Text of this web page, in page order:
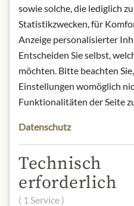
Produktdesign von
abweichen kann.
SLOŽENÍ
Sugar, cocoa
cocoa butter,
vegetable oil
invertase), sweet
butter ghee (milk),
powder, lactose
Soja, Milch, Nüsse
sowie solche, die lediglich
Statistikzwecken, für
Anzeige personalisierter
Entscheiden Sie selbst,
möchten. Bitte beachten
Einstellungen womöglich
Funktionalitäten der Seite
Datenschutz
Technisch
erforderlich
( 1 Service )